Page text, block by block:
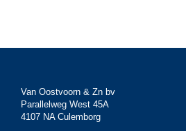
Van Oostvoorn & Zn bv
Parallelweg West 45A
4107 NA Culemborg